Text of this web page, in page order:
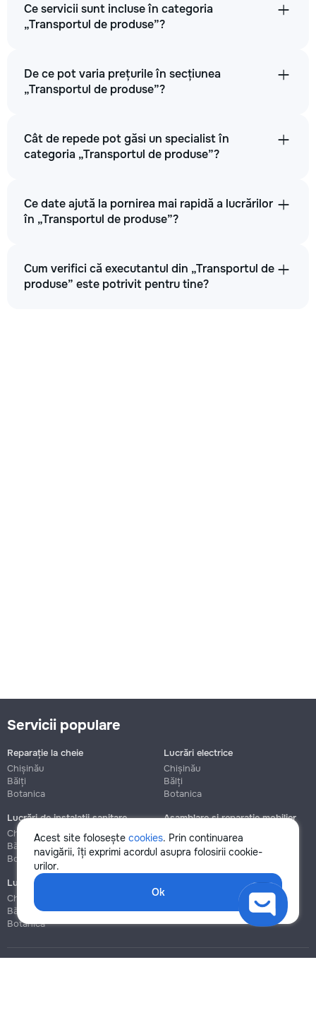
Ce servicii sunt incluse în categoria
„Transportul de produse”?
De ce pot varia prețurile în secțiunea
„Transportul de produse”?
Cât de repede pot găsi un specialist în
categoria „Transportul de produse”?
Ce date ajută la pornirea mai rapidă a lucrărilor
în „Transportul de produse”?
Cum verifici că executantul din „Transportul de
produse” este potrivit pentru tine?
Acest site folosește cookies. Prin continuarea
navigării, îți exprimi acordul asupra folosirii cookie-
urilor.
Ok
Servicii populare
Reparație la cheie
Chișinău
Bălți
Botanica
Lucrări electrice
Chișinău
Bălți
Botanica
Lucrări de instalații sanitare
Chișinău
Bălți
Botanica
Asamblare și reparație mobilier
Chișinău
Botanica
Lucrări de construcție și instalare
Chișinău
Bălți
Botanica